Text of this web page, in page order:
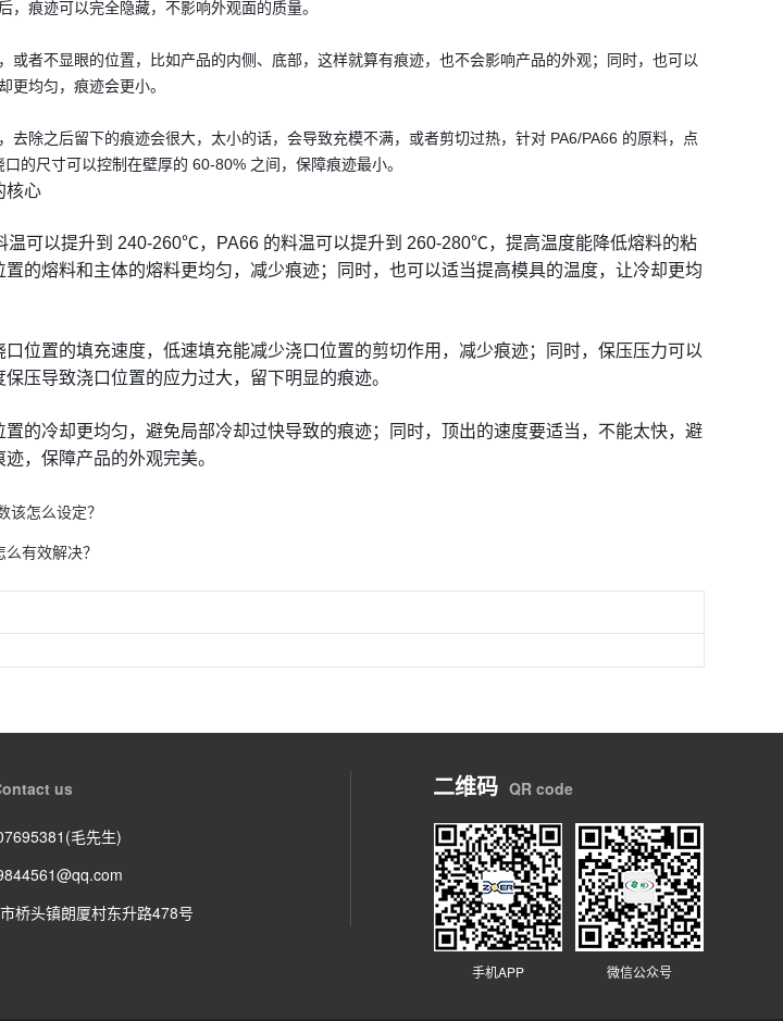
痕迹可以完全隐藏，不影响外观面的质量。
或者不显眼的位置，比如产品的内侧、底部，这样就算有痕迹，也不会影响产品的外观；同时，也可以
更均匀，痕迹会更小。
去除之后留下的痕迹会很大，太小的话，会导致充模不满，或者剪切过热，针对 PA6/PA66 的原料，点
的尺寸可以控制在壁厚的 60-80% 之间，保障痕迹最小。
核心
温可以提升到 240-260℃，PA66 的料温可以提升到 260-280℃，提高温度能降低熔料的粘
的熔料和主体的熔料更均匀，减少痕迹；同时，也可以适当提高模具的温度，让冷却更均
位置的填充速度，低速填充能减少浇口位置的剪切作用，减少痕迹；同时，保压压力可以
压导致浇口位置的应力过大，留下明显的痕迹。
的冷却更均匀，避免局部冷却过快导致的痕迹；同时，顶出的速度要适当，不能太快，避
，保障产品的外观完美。
该怎么设定？
有效解决？
us
毛先生)
桥头镇朗厦村东升路478号
二维码 QR code
手机APP 微信公众号